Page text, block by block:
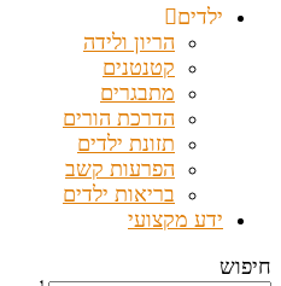
ילדים
הריון ולידה
קטנטנים
מתבגרים
הדרכת הורים
תזונת ילדים
הפרעות קשב
בריאות ילדים
ידע מקצועי
חיפוש